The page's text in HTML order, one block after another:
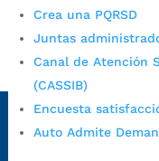
Crea una PQRSD
Juntas
Canal de Atención
(CASSIB)
Encuesta
Auto Admite
PrensaBucaramanga
Autorización de
condiciones de